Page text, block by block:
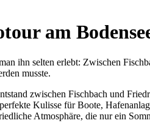
am
ihn selten erlebt: Zwischen
musste.
zwischen Fischbach und
Kulisse für Boote,
Atmosphäre, die nur ein